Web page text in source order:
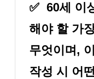
✅ 60세 이
해야 할 가
무엇이며,
작성 시 어